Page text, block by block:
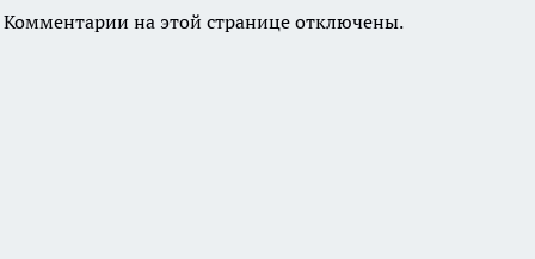
Комментарии на этой странице отключены.